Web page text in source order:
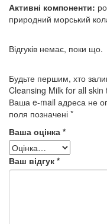
Активні компоненти:
природний морський
Відгуків немає, поки що.
Будьте першим, хто
Cleansing Milk for all skin
Ваша e-mail адреса не
поля позначені *
Ваша оцінка *
Ваш відгук *